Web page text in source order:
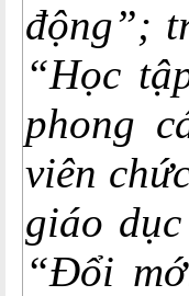
động”;
“Học
phong
viên
giáo
“Đổi